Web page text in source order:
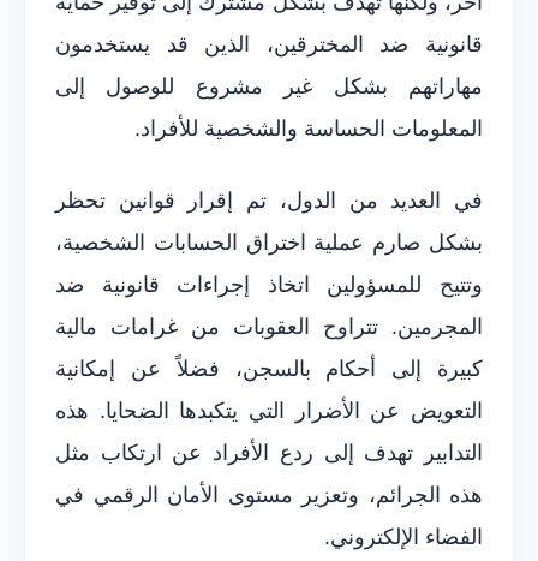
قانونية ضد المخترقين، الذين قد يستخدمون
مهاراتهم بشكل غير مشروع للوصول إلى
المعلومات الحساسة والشخصية للأفراد.
في العديد من الدول، تم إقرار قوانين تحظر
بشكل صارم عملية اختراق الحسابات الشخصية،
وتتيح للمسؤولين اتخاذ إجراءات قانونية ضد
المجرمين. تتراوح العقوبات من غرامات مالية
كبيرة إلى أحكام بالسجن، فضلاً عن إمكانية
التعويض عن الأضرار التي يتكبدها الضحايا. هذه
التدابير تهدف إلى ردع الأفراد عن ارتكاب مثل
هذه الجرائم، وتعزير مستوى الأمان الرقمي في
الفضاء الإلكتروني.